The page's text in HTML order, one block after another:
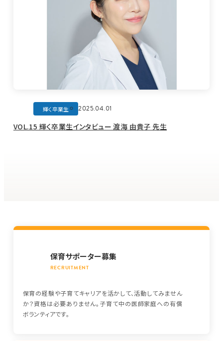
輝く卒業生
2025.04.01
VOL.15 輝く卒業生インタビュー 渡海 由貴子 先生
保育サポーター募集
保育の経験や子育てキャリアを活かして、活動してみません
か？資格は必要ありません。子育て中の医師家庭への有償
ボランティアです。